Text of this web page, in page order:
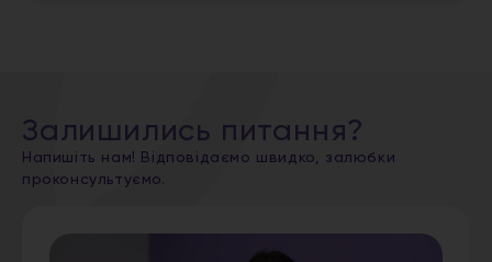
Залишились питання?
Напишіть нам! Відповідаємо швидко, залюбки
проконсультуємо.